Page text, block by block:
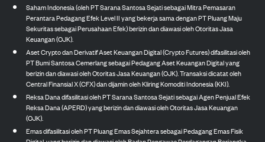
Saham Indonesia (oleh PT Sarana Santosa Sejati sebagai Mitra Pemasaran
Perantara Pedagang Efek Level II yang bekerja sama dengan PT Pluang Maju
Sekuritas sebagai Perusahaan Efek) berizin dan diawasi oleh Otoritas Jasa
Keuangan (OJK).
Aset Crypto dan Derivatif Aset Keuangan Digital (Crypto Futures) difasilitasi oleh
PT Bumi Santosa Cemerlang sebagai Pedagang Aset Keuangan Digital yang
berizin dan diawasi oleh Otoritas Jasa Keuangan (OJK). Transaksi dicatat oleh
Central Finansial X (CFX) dan dijamin oleh Kliring Komoditi Indonesia (KKI).
Reksa Dana difasilitasi oleh PT Sarana Santosa Sejati sebagai Agen Penjual Efek
Reksa Dana (APERD) yang berizin dan diawasi oleh Otoritas Jasa Keuangan
(OJK).
Emas difasilitasi oleh PT Pluang Emas Sejahtera sebagai Pedagang Emas Fisik